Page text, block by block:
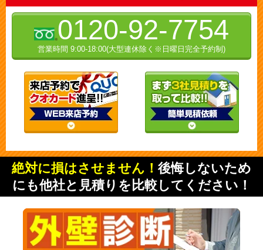
0120-92-7754
営業時間 9:00-18:00(大型連休除く※日曜日完全予約制)
絶対に損はさせません！ 後悔しないため
にも他社と見積りを比較してください！